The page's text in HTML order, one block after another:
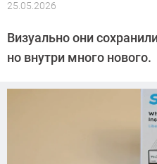
25.05.2026
Автор:
Визуально они
но внутри много нового.